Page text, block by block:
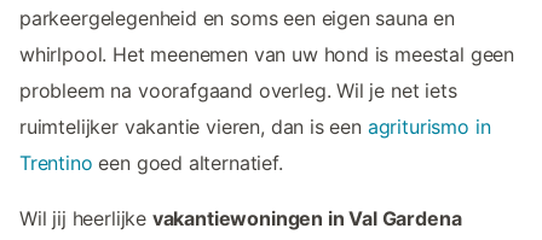
parkeergelegenheid en soms een eigen sauna en
whirlpool. Het meenemen van uw hond is meestal geen
probleem na voorafgaand overleg. Wil je net iets
ruimtelijker vakantie vieren, dan is een agriturismo in
Trentino een goed alternatief.
Wil jij heerlijke vakantiewoningen in Val Gardena